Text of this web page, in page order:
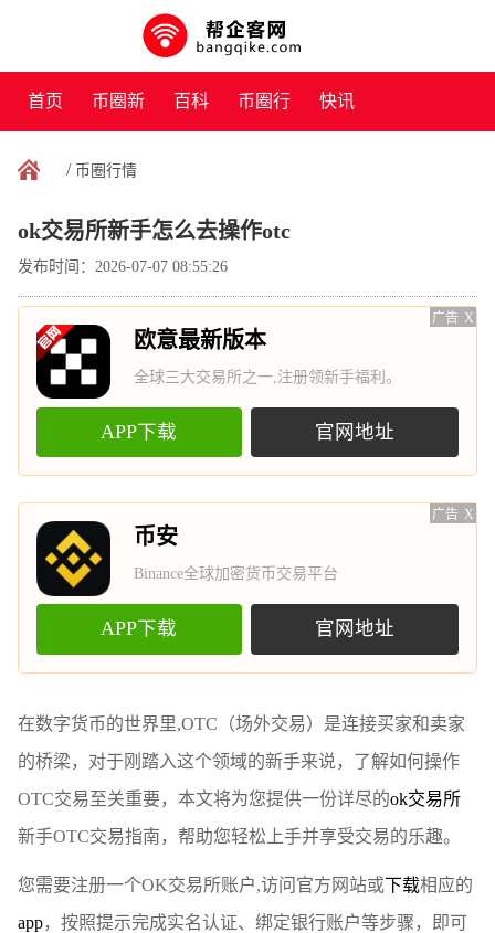
首页 币圈新
闻
百科 币圈行 快讯
/ 币圈行情
ok交易所新手怎么去操作otc
发布时间：2026-07-07 08:55:26
广告 X
欧意最新版本
全球三大交易所之一,注册领新手福利。
APP下载 官网地址
广告 X
币安
Binance全球加密货币交易平台
APP下载 官网地址
在数字货币的世界里,OTC（场外交易）是连接买家和卖家
的桥梁，对于刚踏入这个领域的新手来说，了解如何操作
OTC交易至关重要，本文将为您提供一份详尽的ok交易所
新手OTC交易指南，帮助您轻松上手并享受交易的乐趣。
您需要注册一个OK交易所账户,访问官方网站或下载相应的
app，按照提示完成实名认证、绑定银行账户等步骤，即可